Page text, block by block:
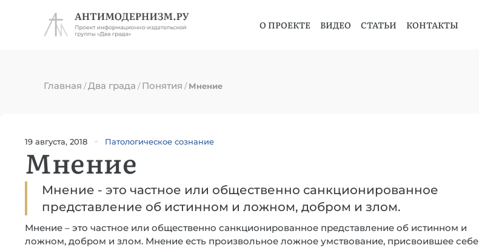
О ПРОЕКТЕ ВИДЕО СТАТЬИ КОНТАКТЫ
Главная /Два града /Понятия /Мнение
19 августа, 2018 Патологическое сознание
Мнение
Мнение - это частное или общественно санкционированное
представление об истинном и ложном, добром и злом.
Мнение – это частное или общественно санкционированное представление об истинном и
ложном, добром и злом. Мнение есть произвольное ложное умствование, присвоившее себе